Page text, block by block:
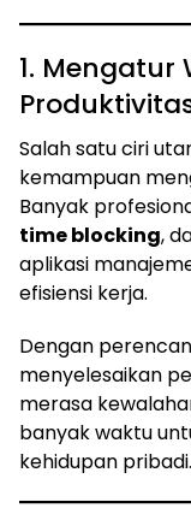
1. Mengatur
Salah satu ciri
kemampuan
Banyak
time blocking,
aplikasi
efisiensi kerja.
Dengan
menyelesaikan
merasa
banyak waktu
kehidupan pribadi.